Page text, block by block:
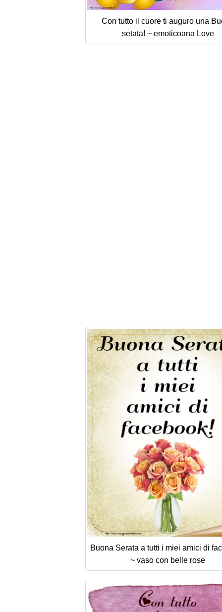
Con tutto il cuore ti auguro una
setata! ~ emoticoana Love
Buona Serata a tutti i miei amici di
~ vaso con belle rose